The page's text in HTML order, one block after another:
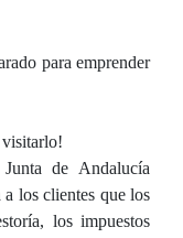
para emprender
visitarlo!
de Andalucía
los clientes que los
los impuestos